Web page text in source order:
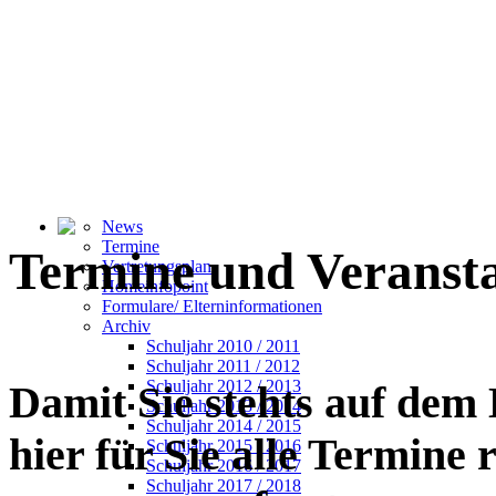
News
Termine
Vertretungsplan
Homeinfopoint
Formulare/ Elterninformationen
Archiv
Schuljahr 2010 / 2011
Schuljahr 2011 / 2012
Schuljahr 2012 / 2013
Schuljahr 2013 / 2014
Schuljahr 2014 / 2015
Schuljahr 2015 / 2016
Schuljahr 2016 / 2017
Schuljahr 2017 / 2018
Termine und
Damit Sie stehts auf
hier für Sie alle Termine